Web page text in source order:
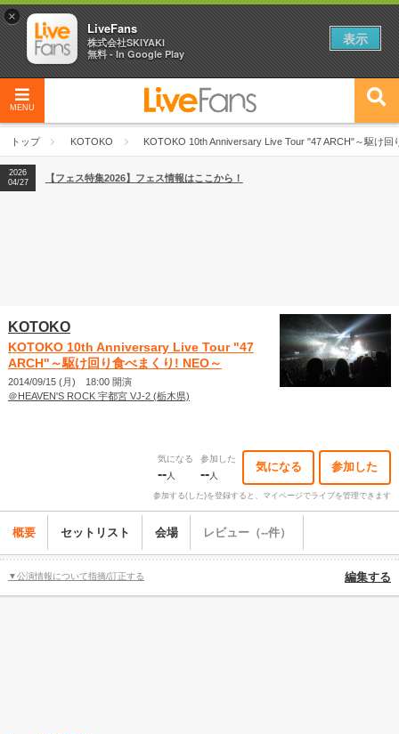
MENU
トップ KOTOKO KOTOKO 10th Anniversary Live Tour "47 ARCH"～駆け回
2026
04/27
2026
【ライブ動員ランキング】2026年上半期編発表！
2026
04/27
【フェス特集2026】フェス情報はここから！
KOTOKO
KOTOKO 10th Anniversary Live Tour "47
ARCH"～駆け回り食べまくり! NEO～
2014/09/15 (月) 18:00 開演
＠HEAVEN'S ROCK 宇都宮 VJ-2 (栃木県)
気になる
--人
参加した
--人
気になる 参加した
参加する(した)を登録すると、マイページでライブを管理できます
概要 セットリスト 会場 レビュー（--件）
▼公演情報について指摘/訂正する 編集する
×
LiveFans
株式会社SKIYAKI
無料 - In Google Play
表示